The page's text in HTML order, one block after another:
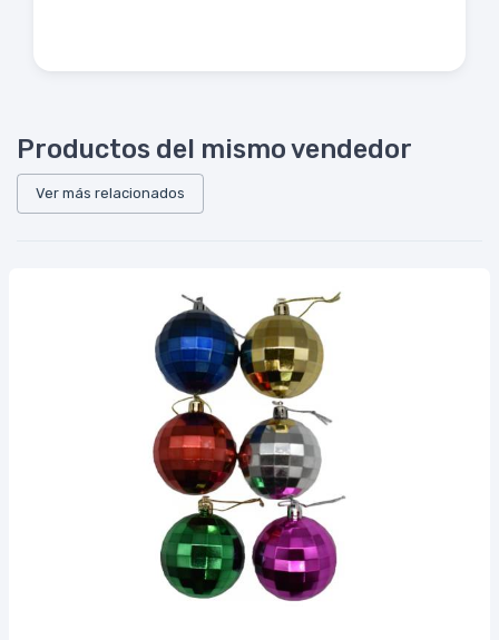
Productos del mismo vendedor
Ver más relacionados